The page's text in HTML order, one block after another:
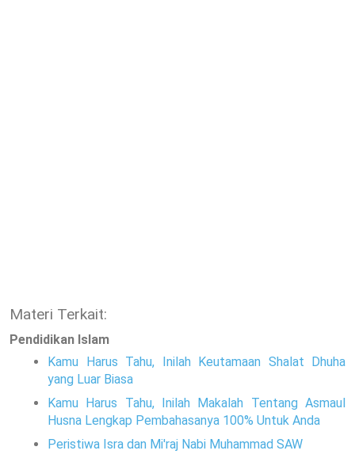
Materi Terkait:
Pendidikan Islam
Kamu Harus Tahu, Inilah Keutamaan Shalat Dhuha
yang Luar Biasa
Kamu Harus Tahu, Inilah Makalah Tentang Asmaul
Husna Lengkap Pembahasanya 100% Untuk Anda
Peristiwa Isra dan Mi'raj Nabi Muhammad SAW